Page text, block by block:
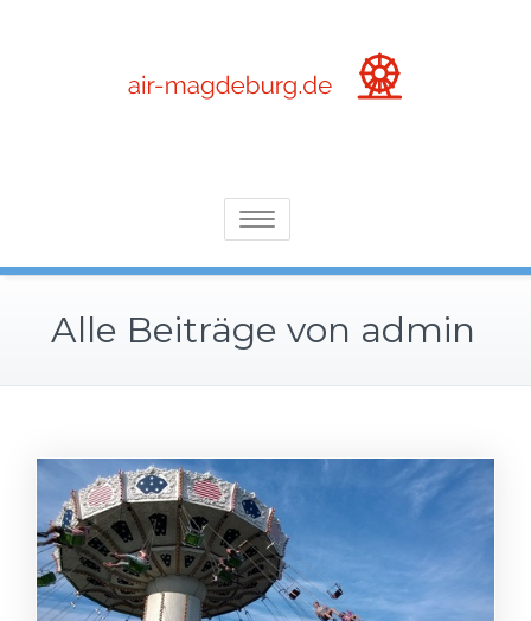
Air-magdeburg.de
Toggle
Alle Beiträge von admin